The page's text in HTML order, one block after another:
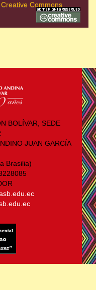
Commons
BOLÍVAR, SEDE
JUAN GARCÍA
Brasilia)